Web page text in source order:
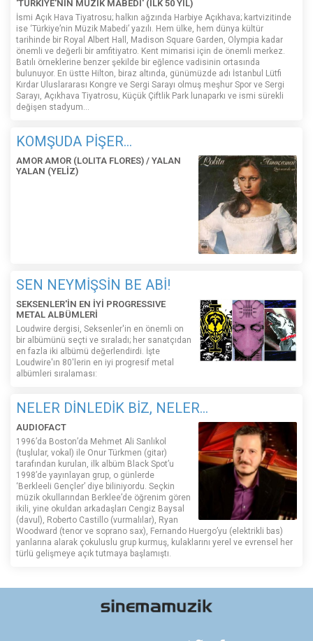
'TÜRKİYE'NİN MÜZİK MABEDİ' (İLK 50 YIL)
İsmi Açık Hava Tiyatrosu; halkın ağzında Harbiye Açıkhava; kartvizitinde
ise ‘Türkiye’nin Müzik Mabedi’ yazılı. Hem ülke, hem dünya kültür
tarihinde bir Royal Albert Hall, Madison Square Garden, Olympia kadar
önemli ve değerli bir amfitiyatro. Kent mimarisi için de önemli merkez.
Batılı örneklerine benzer şekilde bir eğlence vadisinin ortasında
bulunuyor. En üstte Hilton, biraz altında, günümüzde adı İstanbul Lütfi
Kırdar Uluslararası Kongre ve Sergi Sarayı olmuş meşhur Spor ve Sergi
Sarayı, Açıkhava Tiyatrosu, Küçük Çiftlik Park lunaparkı ve ismi sürekli
değişen stadyum…
KOMŞUDA PİŞER...
AMOR AMOR (LOLITA FLORES) / YALAN
YALAN (YELİZ)
SEN NEYMİŞSİN BE ABİ!
SEKSENLER'İN EN İYİ PROGRESSIVE
METAL ALBÜMLERİ
Loudwire dergisi, Seksenler'in en önemli on
bir albümünü seçti ve sıraladı; her sanatçıdan
en fazla iki albümü değerlendirdi. İşte
Loudwire'ın 80'lerin en iyi progresif metal
albümleri sıralaması:
NELER DİNLEDİK BİZ, NELER...
AUDIOFACT
1996’da Boston’da Mehmet Ali Sanlıkol
(tuşlular, vokal) ile Onur Türkmen (gitar)
tarafından kurulan, ilk albüm Black Spot’u
1998’de yayınlayan grup, o günlerde
‘Berkleeli Gençler’ diye biliniyordu. Seçkin
müzik okullarından Berklee’de öğrenim gören
ikili, yine okuldan arkadaşları Cengiz Baysal
(davul), Roberto Castillo (vurmalılar), Ryan
Woodward (tenor ve soprano sax), Fernando Huergo’yu (elektrikli bas)
yanlarına alarak çokuluslu grup kurmuş, kulaklarını yerel ve evrensel her
türlü gelişmeye açık tutmaya başlamıştı.